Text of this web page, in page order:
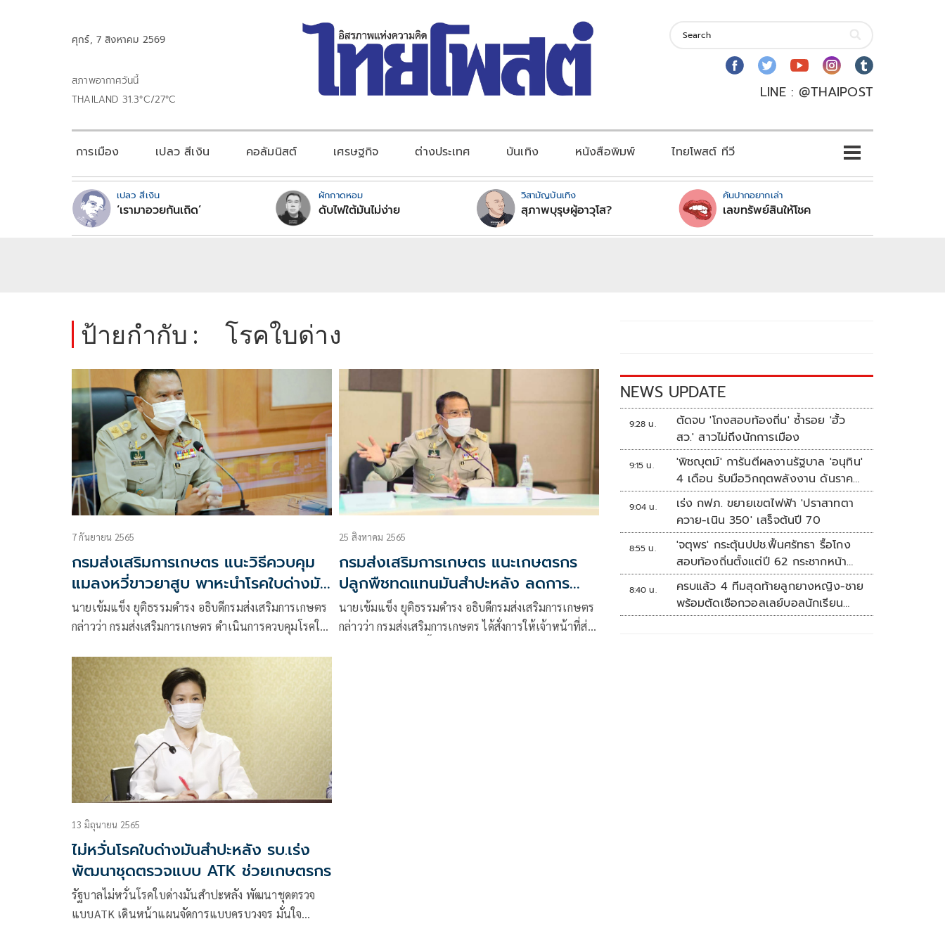
ศุกร์, 7 สิงหาคม 2569
สภาพอากาศวันนี้
THAILAND 31.3°C/27°C
LINE : @THAIPOST
การเมือง เปลว สีเงิน คอลัมนิสต์ เศรษฐกิจ ต่างประเทศ บันเทิง หนังสือพิมพ์ ไทยโพสต์ ทีวี
เปลว สีเงิน
‘เรามาอวยกันเถิด’
ผักกาดหอม
ดับไฟใต้มันไม่ง่าย
วิสามัญบันเทิง
สุภาพบุรุษผู้อาวุโส?
คันปากอยากเล่า
เลขทรัพย์สินให้โชค
ป้ายกำกับ : โรคใบด่าง
7 กันยายน 2565
กรมส่งเสริมการเกษตร แนะวิธีควบคุม
แมลงหวี่ขาวยาสูบ พาหะนำโรคใบด่างมัน
สำปะหลัง
นายเข้มแข็ง ยุติธรรมดำรง อธิบดีกรมส่งเสริมการเกษตร
กล่าวว่า กรมส่งเสริมการเกษตร ดำเนินการควบคุมโรคใบ
25 สิงหาคม 2565
กรมส่งเสริมการเกษตร แนะเกษตรกร
ปลูกพืชทดแทนมันสำปะหลัง ลดการ
ระบาดโรคใบด่าง
นายเข้มแข็ง ยุติธรรมดำรง อธิบดีกรมส่งเสริมการเกษตร
กล่าวว่า กรมส่งเสริมการเกษตร ได้สั่งการให้เจ้าหน้าที่ส่ง
13 มิถุนายน 2565
ไม่หวั่นโรคใบด่างมันสำปะหลัง รบ.เร่ง
พัฒนาชุดตรวจแบบ ATK ช่วยเกษตรกร
รัฐบาลไม่หวั่นโรคใบด่างมันสำปะหลัง พัฒนาชุดตรวจ
แบบATK เดินหน้าแผนจัดการแบบครบวงจร มั่นใจ
NEWS UPDATE
9:28 น.
ตัดจบ 'โกงสอบท้องถิ่น' ซ้ำรอย 'ฮั้ว
สว.' สาวไม่ถึงนักการเมือง
9:15 น.
'พิชญุตม์' การันตีผลงานรัฐบาล 'อนุทิน'
4 เดือน รับมือวิกฤตพลังงาน ดันราคา
ข้าว-ยาง-ปาล์ม พุ่งต่อเนื่อง พร้อมอัด
มาตรการช่วยลดต้นทุน-ขยายตลาดโลก
9:04 น.
เร่ง กฟภ. ขยายเขตไฟฟ้า 'ปราสาทตา
ควาย-เนิน 350' เสร็จต้นปี 70
8:55 น.
'จตุพร' กระตุ้นปปช.ฟื้นศรัทธา รื้อโกง
สอบท้องถิ่นตั้งแต่ปี 62 กระชากหน้า
ลงโทษให้เข็ดหลาบ
8:40 น.
ครบแล้ว 4 ทีมสุดท้ายลูกยางหญิง-ชาย
พร้อมตัดเชือกวอลเลย์บอลนักเรียน
แชมป์กีฬา '7HD 2026'